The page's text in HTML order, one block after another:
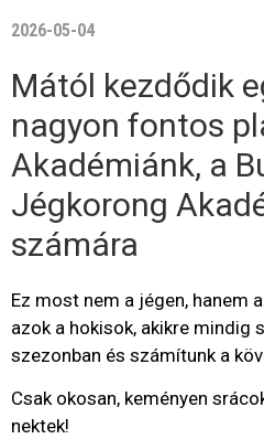
2026-05-04
Mától kezdődik
nagyon fontos
Akadémiánk, a
Jégkorong
számára
Ez most nem a jégen, hanem
azok a hokisok, akikre mindig
szezonban és számítunk a
Csak okosan, keményen
nektek!